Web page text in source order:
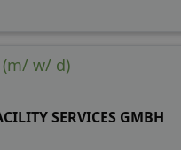
w/ d)
SERVICES GMBH